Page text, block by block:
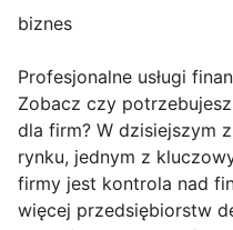
biznes
Profesjonalne usługi
Zobacz czy
dla firm? W dzisiejszym
rynku, jednym z
firmy jest kontrola nad
więcej przedsiębiorstw